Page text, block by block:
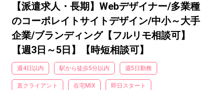
【派遣求人・長期】Webデザイナー/多業種
のコーポレイトサイトデザイン/中小～大手
企業/ブランディング【フルリモ相談可】
【週3日～5日】【時短相談可】
週4日以内 駅から徒歩5分以内 週5日勤務
直クライアント 在宅MIX 即日スタート